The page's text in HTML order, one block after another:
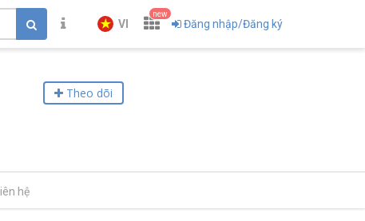
VI
new
Đăng nhập/Đăng ký
Theo dõi
Liên hệ